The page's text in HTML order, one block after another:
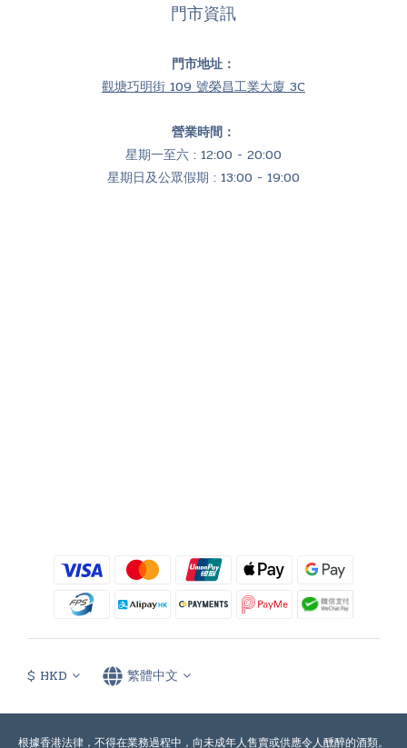
門市資訊
門市地址：
觀塘巧明街 109 號榮昌工業大廈 3C
營業時間：
星期一至六 : 12:00 - 20:00
星期日及公眾假期 : 13:00 - 19:00
$ HKD 繁體中文
根據香港法律，不得在業務過程中，向未成年人售賣或供應令人醺醉的酒類。